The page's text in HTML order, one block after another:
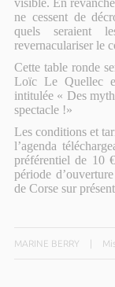
visible. En
ne cessent de
quels seraient
revernaculariser le
Cette table ronde
Loïc Le Quellec
intitulée « Des
spectacle !»
Les conditions et
l’agenda
préférentiel de 10
période
de Corse sur
MARINE BERRY